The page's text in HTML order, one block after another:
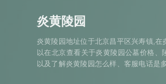
炎黄陵园
炎黄陵园地址位于北京昌平区兴寿镇,在
以在北京查看关于炎黄陵园公墓价格、
以及了解炎黄陵园怎么样、客服电话是